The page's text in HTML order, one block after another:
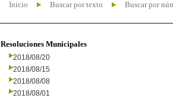
Inicio Buscar por texto Buscar por
Resoluciones Municipales
2018/08/20
2018/08/15
2018/08/08
2018/08/01